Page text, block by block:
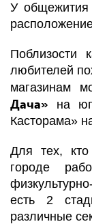
У общежития
Поблизости
любителей
магазинам
Дача» на
Касторама»
Для тех,
городе
есть 2
различные